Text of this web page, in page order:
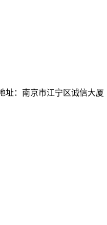
址：南京市江宁区诚信大厦